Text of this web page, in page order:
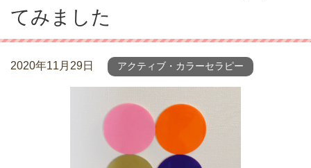
てみました
2020年11月29日 アクティブ・カラーセラピー